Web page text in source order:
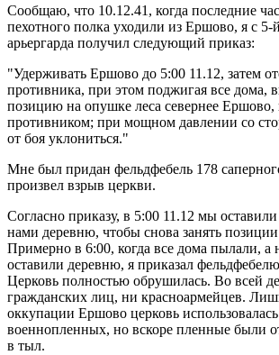
Сообщаю, что 10.12.41, когда последние
пехотного полка уходили из Ершово, я с 5-
арьергарда получил следующий приказ:
"Удерживать Ершово до 5:00 11.12, затем
противника, при этом поджигая все дома,
позицию на опушке леса севернее Ершово,
противником; при мощном давлении со
от боя уклониться."
Мне был придан фельдфебель 178
произвел взрыв церкви.
Согласно приказу, в 5:00 11.12 мы
нами деревню, чтобы снова занять
Примерно в 6:00, когда все дома пылали,
оставили деревню, я приказал
Церковь полностью обрушилась. Во всей
гражданских лиц, ни красноармейцев.
оккупации Ершово церковь использовалась
военнопленных, но вскоре пленные были
в тыл.